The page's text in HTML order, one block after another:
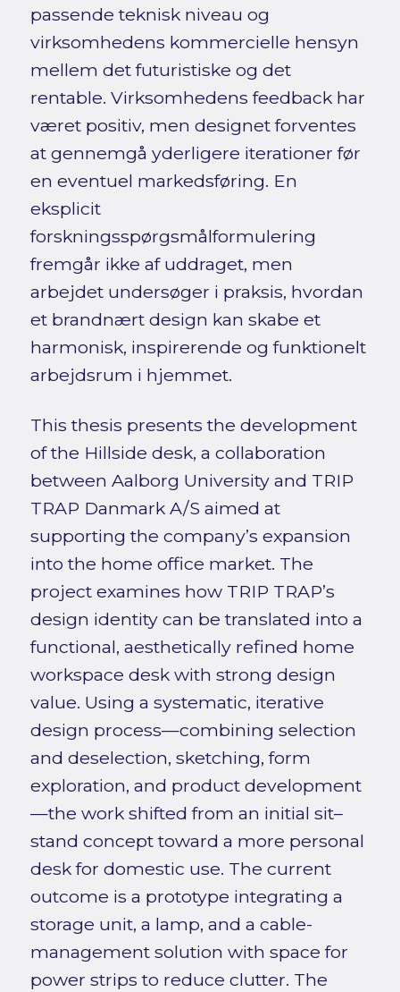
passende teknisk niveau og
virksomhedens kommercielle hensyn
mellem det futuristiske og det
rentable. Virksomhedens feedback har
været positiv, men designet forventes
at gennemgå yderligere iterationer før
en eventuel markedsføring. En
eksplicit
forskningsspørgsmålformulering
fremgår ikke af uddraget, men
arbejdet undersøger i praksis, hvordan
et brandnært design kan skabe et
harmonisk, inspirerende og funktionelt
arbejdsrum i hjemmet.
This thesis presents the development
of the Hillside desk, a collaboration
between Aalborg University and TRIP
TRAP Danmark A/S aimed at
supporting the company’s expansion
into the home office market. The
project examines how TRIP TRAP’s
design identity can be translated into a
functional, aesthetically refined home
workspace desk with strong design
value. Using a systematic, iterative
design process—combining selection
and deselection, sketching, form
exploration, and product development
—the work shifted from an initial sit–
stand concept toward a more personal
desk for domestic use. The current
outcome is a prototype integrating a
storage unit, a lamp, and a cable-
management solution with space for
power strips to reduce clutter. The